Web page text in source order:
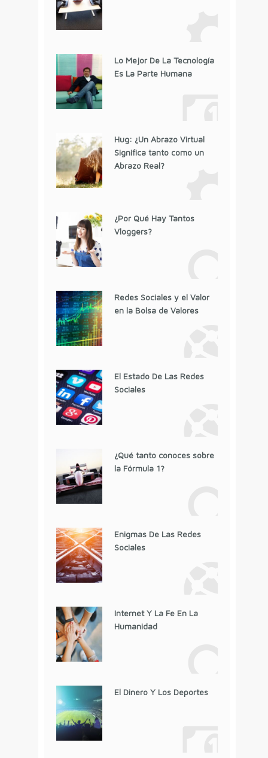
Lo Mejor De La Tecnología
Es La Parte Humana
Hug: ¿Un Abrazo Virtual
Significa tanto como un
Abrazo Real?
¿Por Qué Hay Tantos
Vloggers?
Redes Sociales y el Valor
en la Bolsa de Valores
El Estado De Las Redes
Sociales
¿Qué tanto conoces sobre
la Fórmula 1?
Enigmas De Las Redes
Sociales
Internet Y La Fe En La
Humanidad
El Dinero Y Los Deportes